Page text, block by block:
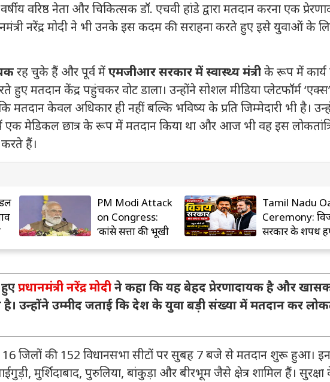
वरिष्ठ नेता और चिकित्सक डॉ. एचवी हांडे द्वारा मतदान करना एक
नरेंद्र मोदी ने भी उनके इस कदम की सराहना करते हुए इसे युवाओं के
रह चुके हैं और पूर्व मेंएमजीआर सरकार में स्वास्थ्य मंत्रीके रूप में
मतदान केंद्र पहुंचकर वोट डाला। उन्होंने सोशल मीडिया प्लेटफॉर्म
मतदान केवल अधिकार ही नहीं बल्कि भविष्य के प्रति जिम्मेदारी भी है।
में एक मेडिकल छात्र के रूप में मतदान किया था और आज भी वह इस
करते हैं।
PM Modi Attack
on Congress:
‘कांग्रेस सत्ता की भूखी
पार्टी’, प्रधानमंत्री मोदी
Tamil Nadu
Ceremony:
सरकार के शपथ
में पहुंचे कई बड़े
मौजूद
प्रधानमंत्री नरेंद्र मोदीने कहा कि यह बेहद प्रेरणादायक है और
उम्मीद जताई कि देश के युवा बड़ी संख्या में मतदान कर
जिलों की 152 विधानसभा सीटों पर सुबह 7 बजे से मतदान शुरू हुआ। इन
मुर्शिदाबाद, पुरुलिया, बांकुड़ा और बीरभूम जैसे क्षेत्र शामिल हैं।